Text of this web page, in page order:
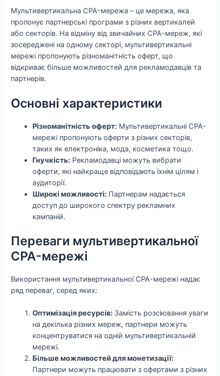
Мультивертикальна CPA-мережа – це мережа, яка
пропонує партнерські програми з різних вертикалей
або секторів. На відміну від звичайних CPA-мереж, які
зосереджені на одному секторі, мультивертикальні
мережі пропонують різноманітність оферт, що
відкриває більше можливостей для рекламодавців та
партнерів.
Основні характеристики
Різноманітність оферт: Мультивертикальні CPA-
мережі пропонують оферти з різних секторів,
таких як електроніка, мода, косметика тощо.
Гнучкість: Рекламодавці можуть вибрати
оферти, які найкраще відповідають їхнім цілям і
аудиторії.
Широкі можливості: Партнерам надається
доступ до широкого спектру рекламних
кампаній.
Переваги мультивертикальної
CPA-мережі
Використання мультивертикальної CPA-мережі надає
ряд переваг, серед яких:
Оптимізація ресурсів: Замість розсіювання уваги
на декілька різних мереж, партнери можуть
концентруватися на одній мультивертикальній
мережі.
Більше можливостей для монетизації:
Партнери можуть працювати з офертами з різних